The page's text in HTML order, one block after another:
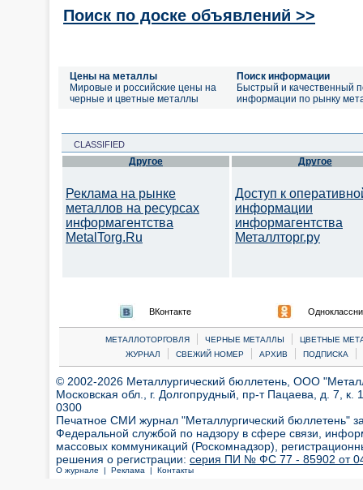
Поиск по доске объявлений >>
Цены на металлы
Мировые и российские цены на
черные и цветные металлы
Поиск информации
Быстрый и качественный
информации по рынку
CLASSIFIED
Другое
Реклама на рынке
металлов на ресурсах
информагентства
MetalTorg.Ru
Другое
Доступ к
информации
информагентства
Металлторг.ру
ВКонтакте
МЕТАЛЛОТОРГОВЛЯ | ЧЕРНЫЕ МЕТАЛЛЫ |
ЦВЕТНЫЕ
ЖУРНАЛ
| СВЕЖИЙ НОМЕР | АРХИВ | ПОДПИСКА |
© 2002-2026 Металлургический бюллетень, ООО
Московская обл., г. Долгопрудный, пр-т Пацаева, д. 7,
0300
Печатное СМИ журнал "Металлургический бюллетень"
Федеральной службой по надзору в сфере связи,
массовых коммуникаций (Роскомнадзор),
решения о регистрации: серия ПИ № ФС 77 - 85902 от 04
О журнале | Реклама | Контакты